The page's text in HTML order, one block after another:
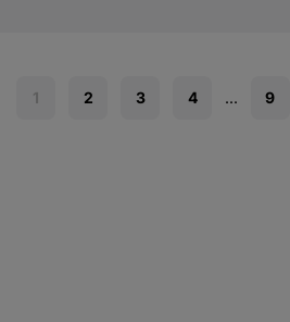
1 2 3 4 ... 9